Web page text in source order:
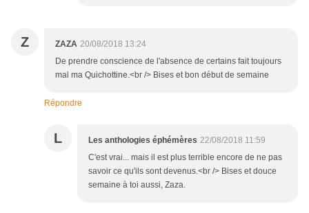
Z ZAZA 20/08/2018 13:24
De prendre conscience de l'absence de certains fait toujours
mal ma Quichottine.<br /> Bises et bon début de semaine
Répondre
L Les anthologies éphémères 22/08/2018 11:59
C'est vrai... mais il est plus terrible encore de ne pas
savoir ce qu'ils sont devenus.<br /> Bises et douce
semaine à toi aussi, Zaza.